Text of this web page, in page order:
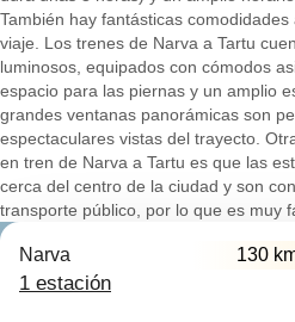
También hay fantásticas
viaje. Los trenes de Narva a Tartu
luminosos, equipados con cómodos
espacio para las piernas y un amplio
grandes ventanas panorámicas son
espectaculares vistas del trayecto.
en tren de Narva a Tartu es que las
cerca del centro de la ciudad y son
transporte público, por lo que es muy
Narva 130
1 estación